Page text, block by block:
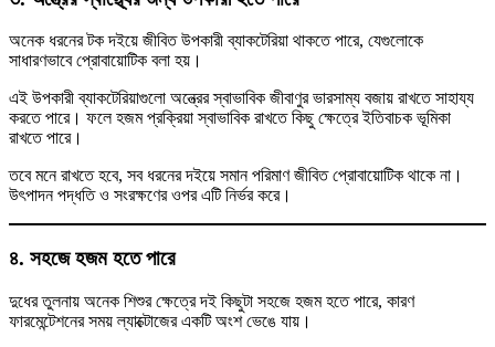
অনেক ধরনের টক দইয়ে জীবিত উপকারী ব্যাকটেরিয়া থাকতে পারে, যেগুলোকে
সাধারণভাবে প্রোবায়োটিক বলা হয়।
এই উপকারী ব্যাকটেরিয়াগুলো অন্ত্রের স্বাভাবিক জীবাণুর ভারসাম্য বজায় রাখতে সাহায্য
করতে পারে। ফলে হজম প্রক্রিয়া স্বাভাবিক রাখতে কিছু ক্ষেত্রে ইতিবাচক ভূমিকা
রাখতে পারে।
তবে মনে রাখতে হবে, সব ধরনের দইয়ে সমান পরিমাণ জীবিত প্রোবায়োটিক থাকে না।
উৎপাদন পদ্ধতি ও সংরক্ষণের ওপর এটি নির্ভর করে।
৪. সহজে হজম হতে পারে
দুধের তুলনায় অনেক শিশুর ক্ষেত্রে দই কিছুটা সহজে হজম হতে পারে, কারণ
ফারমেন্টেশনের সময় ল্যাক্টোজের একটি অংশ ভেঙে যায়।